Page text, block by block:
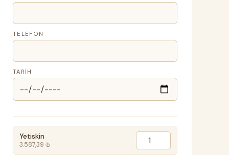
TELEFON
TARIH
Yetiskin
3.587,39 ₺